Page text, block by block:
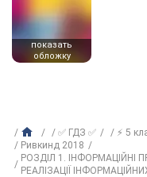
показать
обложку
✅ ГДЗ ✅ ⚡ 5
Ривкинд 2018
РОЗДІЛ 1. ІНФОРМАЦІЙНІ
РЕАЛІЗАЦІЇ